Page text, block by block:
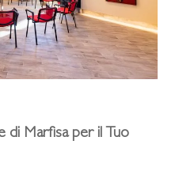
di Marfisa per il Tuo